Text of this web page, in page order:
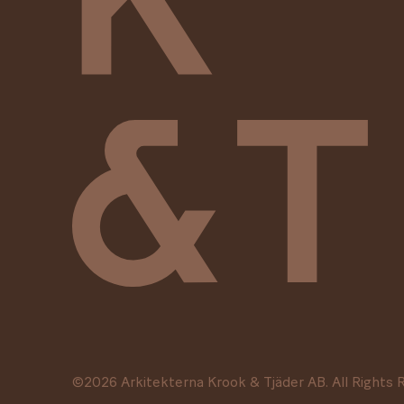
©2026 Arkitekterna Krook & Tjäder AB. All Rights